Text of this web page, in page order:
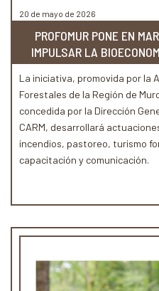
20 de mayo de 2026
PROFOMUR PONE EN
IMPULSAR LA
La iniciativa, promovida por la
Forestales de la Región de
concedida por la Dirección
CARM, desarrollará
incendios, pastoreo, turismo
capacitación y comunicación.